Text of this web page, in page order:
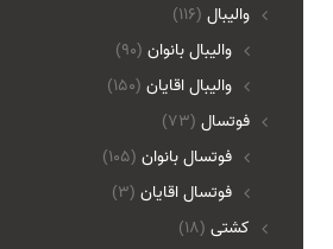
(116) والیبال
واليبال بانوان (90)
واليبال اقايان (150)
(73) فوتسال
فوتسال بانوان (105)
فوتسال اقايان (3)
(18) کشتی